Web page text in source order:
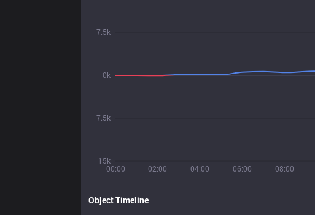
00:00 02:00 04:00 06:00 08:00
15k
7.5k
0k
7.5k
Object Timeline